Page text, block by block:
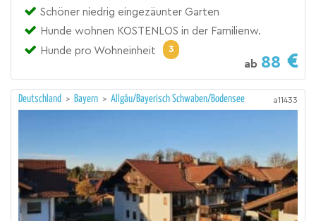
Schöner niedrig eingezäunter Garten
Hunde wohnen KOSTENLOS in der Familienw.
Hunde pro Wohneinheit
3
ab 88
Deutschland > Bayern > Allgäu/Bayerisch Schwaben/Bodensee a11433